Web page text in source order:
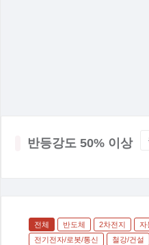
반등강도 50% 이상
전체 반도체 2차전지 자
전기전자/로봇/통신
철강/건설